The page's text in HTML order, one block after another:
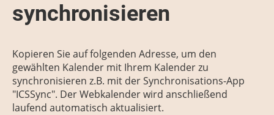
synchronisieren
Kopieren Sie auf folgenden Adresse, um den
gewählten Kalender mit Ihrem Kalender zu
synchronisieren z.B. mit der Synchronisations-App
"ICSSync". Der Webkalender wird anschließend
laufend automatisch aktualisiert.